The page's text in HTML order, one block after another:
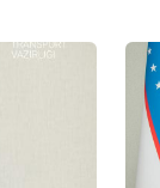
акты,